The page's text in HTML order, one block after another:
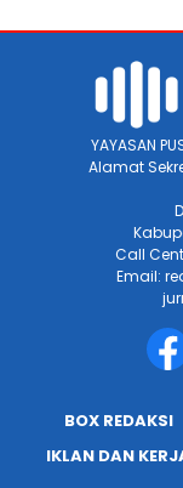
YAYASAN
Alamat
Call
Email:
BOX REDAKSI
IKLAN DAN